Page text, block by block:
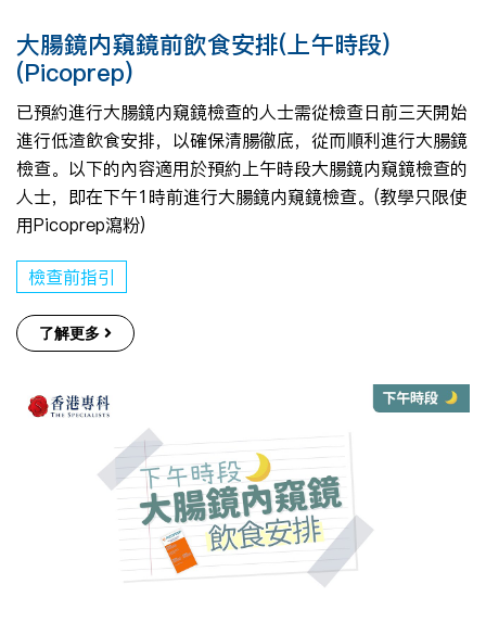
大腸鏡内窺鏡前飲食安排(上午時段)
(Picoprep)
已預約進行大腸鏡内窺鏡檢查的人士需從檢查日前三天開始
進行低渣飲食安排，以確保清腸徹底，從而順利進行大腸鏡
檢查。以下的內容適用於預約上午時段大腸鏡内窺鏡檢查的
人士，即在下午1時前進行大腸鏡内窺鏡檢查。(教學只限使
用Picoprep瀉粉)
檢查前指引
了解更多